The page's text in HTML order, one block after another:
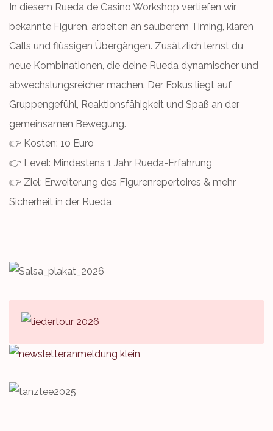
In diesem Rueda de Casino Workshop vertiefen wir
bekannte Figuren, arbeiten an sauberem Timing, klaren
Calls und flüssigen Übergängen. Zusätzlich lernst du
neue Kombinationen, die deine Rueda dynamischer und
abwechslungsreicher machen. Der Fokus liegt auf
Gruppengefühl, Reaktionsfähigkeit und Spaß an der
gemeinsamen Bewegung.
👉 Kosten: 10 Euro
👉 Level: Mindestens 1 Jahr Rueda-Erfahrung
👉 Ziel: Erweiterung des Figurenrepertoires & mehr
Sicherheit in der Rueda